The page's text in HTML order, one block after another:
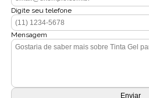
Digite seu telefone
Mensagem